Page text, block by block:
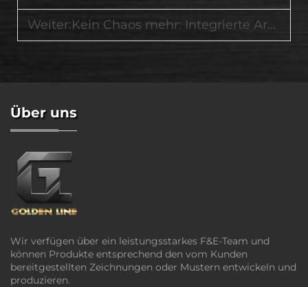
Weiter:Kein Chaos mehr: Integrierte Arbeitsstationen mit intelligenter Schubladenorganisation im Inneren
Über uns
Wir verfügen über ein leistungsstarkes F&E-Team und
können Produkte entsprechend den vom Kunden
bereitgestellten Zeichnungen oder Mustern entwickeln und
produzieren.